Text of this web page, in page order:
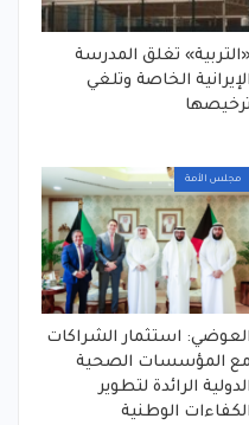
«التربية» تغلق المدرسة
الإيرانية الخاصة وتلغي
ترخيصها
مجلس الأمة
العوضي: استثمار الشراكات
مع المؤسسات الصحية
الدولية الرائدة لتطوير
الكفاءات الوطنية